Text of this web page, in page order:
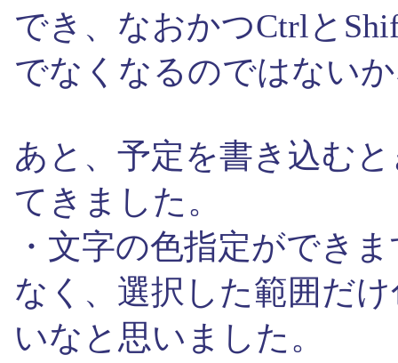
でき、なおかつCtrlと
でなくなるのではない
あと、予定を書き込む
てきました。
・文字の色指定ができ
なく、選択した範囲だ
いなと思いました。